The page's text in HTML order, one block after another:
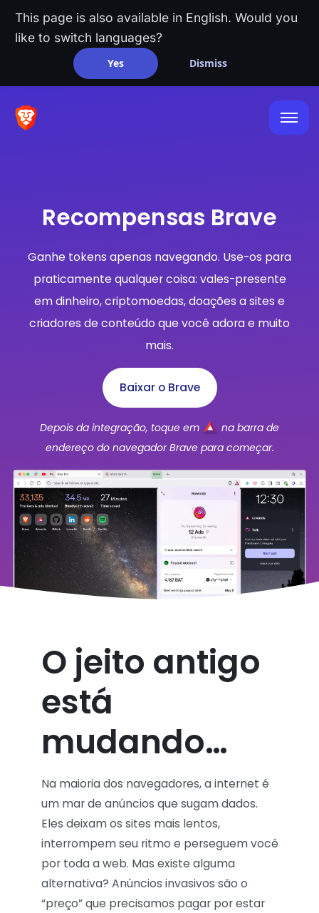
This page is also available in English. Would you
like to switch languages?
Yes Dismiss
Recompensas Brave
Ganhe tokens apenas navegando. Use-os para
praticamente qualquer coisa: vales-presente
em dinheiro, criptomoedas, doações a sites e
criadores de conteúdo que você adora e muito
mais.
Baixar o Brave
Depois da integração, toque em
na barra de
endereço do navegador Brave para começar.
O jeito antigo
está
mudando…
Na maioria dos navegadores, a internet é
um mar de anúncios que sugam dados.
Eles deixam os sites mais lentos,
interrompem seu ritmo e perseguem você
por toda a web. Mas existe alguma
alternativa? Anúncios invasivos são o
“preço” que precisamos pagar por estar